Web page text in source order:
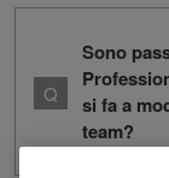
Sono
si fa a
team?